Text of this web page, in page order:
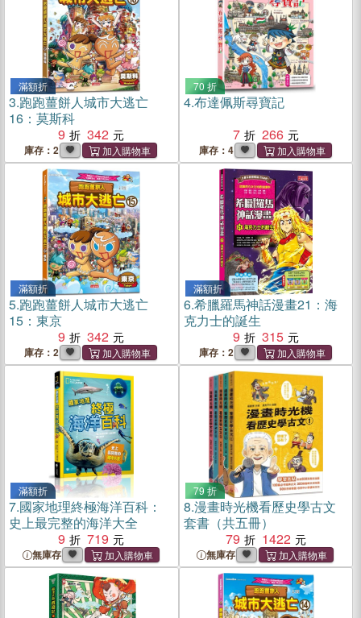
滿額折
3.跑跑薑餅人城市大逃亡
16：莫斯科
9
342
庫存：2
70 折
4.布達佩斯尋寶記
7
266
庫存：4
滿額折
5.跑跑薑餅人城市大逃亡
15：東京
9
342
庫存：2
滿額折
6.希臘羅馬神話漫畫21：海
克力士的誕生
9
315
庫存：2
滿額折
7.國家地理終極海洋百科：
史上最完整的海洋大全
9
719
無庫存
79 折
8.漫畫時光機看歷史學古文
套書（共五冊）
79
1422
無庫存